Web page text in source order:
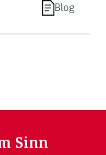
Blog
Sinn